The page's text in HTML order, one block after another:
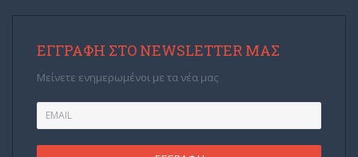
ΕΓΓΡΑΦΉ ΣΤΟ NEWSLETTER ΜΑΣ
Μείνετε ενημερωμένοι με τα νέα μας